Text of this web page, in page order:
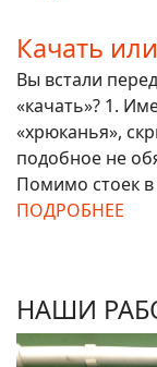
Качать
Вы встали
«качать»? 1.
«хрюканья»,
подобное не
Помимо стоек в
ПОДРОБНЕЕ
НАШИ